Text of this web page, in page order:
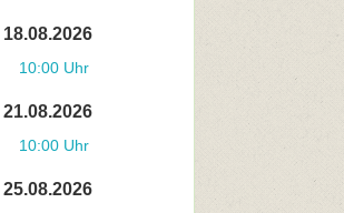
18.08.2026
10:00 Uhr
21.08.2026
10:00 Uhr
25.08.2026